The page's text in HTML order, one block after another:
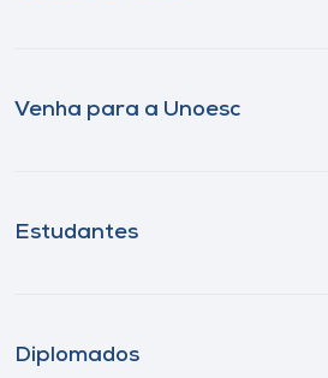
Venha para a Unoesc
Estudantes
Diplomados